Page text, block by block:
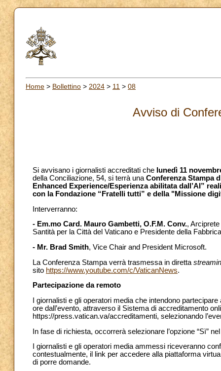
Home > Bollettino > 2024 > 11 > 08
Avviso di
Si avvisano i giornalisti accreditati che lunedì 11
della Conciliazione, 54, si terrà una Conferenza Stampa
Enhanced Experience/Esperienza abilitata dall’AI”
con la Fondazione “Fratelli tutti” e della "Missione
Interverranno:
- Em.mo Card. Mauro Gambetti, O.F.M. Conv.,
Santità per la Città del Vaticano e Presidente della
- Mr. Brad Smith, Vice Chair and President Microsoft.
La Conferenza Stampa verrà trasmessa in diretta
sito https://www.youtube.com/c/VaticanNews.
Partecipazione da remoto
I giornalisti e gli operatori media che intendono
ore dall’evento, attraverso il Sistema di accreditamento
https://press.vatican.va/accreditamenti, selezionando
In fase di richiesta, occorrerà selezionare l’opzione “Sì”
I giornalisti e gli operatori media ammessi riceveranno
contestualmente, il link per accedere alla piattaforma
di porre domande.